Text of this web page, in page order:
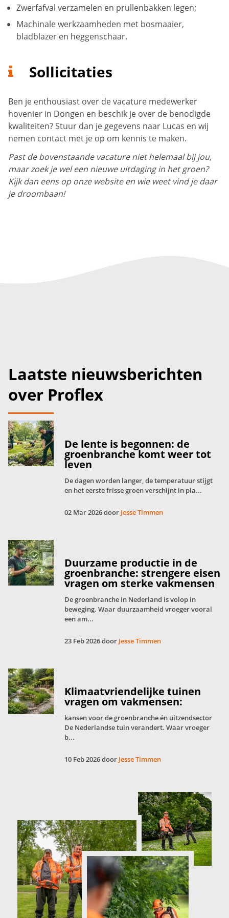
Zwerfafval verzamelen en prullenbakken legen;
Machinale werkzaamheden met bosmaaier,
bladblazer en heggenschaar.
Sollicitaties
Ben je enthousiast over de vacature medewerker
hovenier in Dongen en beschik je over de benodigde
kwaliteiten? Stuur dan je gegevens naar Lucas en wij
nemen contact met je op om kennis te maken.
Past de bovenstaande vacature niet helemaal bij jou,
maar zoek je wel een nieuwe uitdaging in het groen?
Kijk dan eens op onze website en wie weet vind je daar
je droombaan!
Laatste nieuwsberichten
over Proflex
De lente is begonnen: de
groenbranche komt weer tot
leven
De dagen worden langer, de temperatuur stijgt
en het eerste frisse groen verschijnt in pla...
02 Mar 2026 door Jesse Timmen
Duurzame productie in de
groenbranche: strengere eisen
vragen om sterke vakmensen
De groenbranche in Nederland is volop in
beweging. Waar duurzaamheid vroeger vooral
een am...
23 Feb 2026 door Jesse Timmen
Klimaatvriendelijke tuinen
vragen om vakmensen:
kansen voor de groenbranche én uitzendsector
De Nederlandse tuin verandert. Waar vroeger
b...
10 Feb 2026 door Jesse Timmen